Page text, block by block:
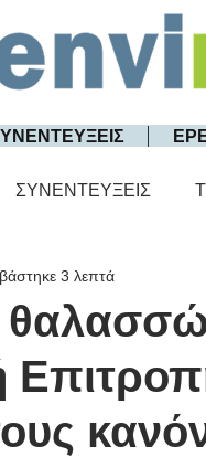
ΣΥΝΕΝΤΕΥΞΕΙΣ
3 λεπτά